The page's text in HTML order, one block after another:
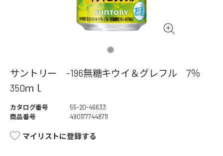
サントリー -196無糖キウイ＆グレフル 7％
350ｍｌ
カタログ番号
55-20-46633
商品番号
4901777448711
マイリストに登録する